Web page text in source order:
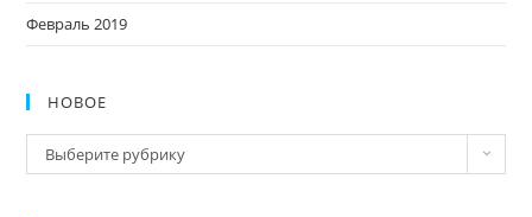
Февраль 2019
НОВОЕ
Новое
Выберите рубрику